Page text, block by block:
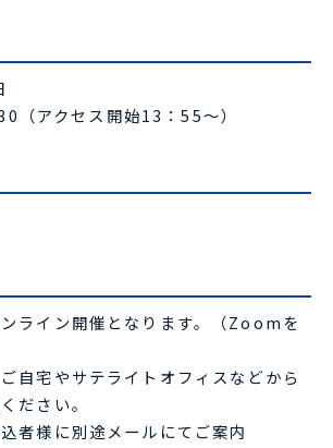
（アクセス開始13：55～）
ライン開催となります。（Zoomを
自宅やサテライトオフィスなどから
ださい。
者様に別途メールにてご案内